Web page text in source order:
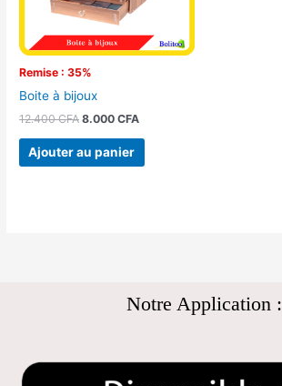
Remise : 35%
Boite à bijoux
12.400CFA 8.000CFA
Ajouter au panier
Notre Application :